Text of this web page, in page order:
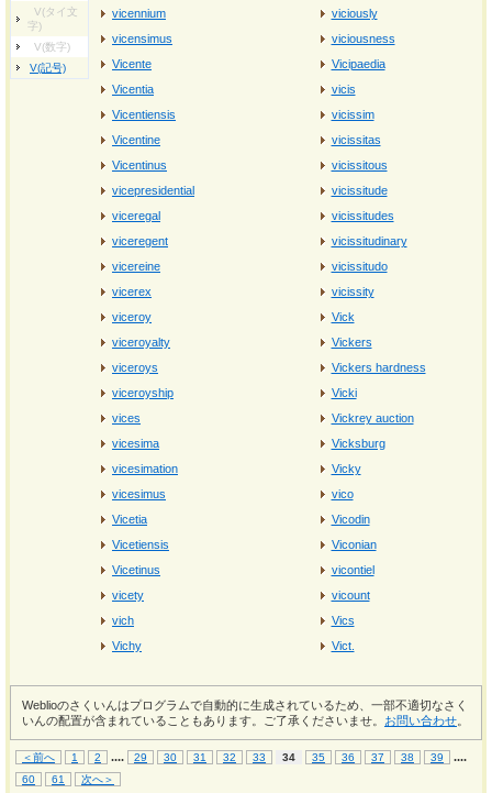
V(タイ文
字)
V(数字)
V(記号)
vicennium
vicensimus
Vicente
Vicentia
Vicentiensis
Vicentine
Vicentinus
vicepresidential
viceregal
viceregent
vicereine
vicerex
viceroy
viceroyalty
viceroys
viceroyship
vices
vicesima
vicesimation
vicesimus
Vicetia
Vicetiensis
Vicetinus
vicety
vich
Vichy
viciously
viciousness
Vicipaedia
vicis
vicissim
vicissitas
vicissitous
vicissitude
vicissitudes
vicissitudinary
vicissitudo
vicissity
Vick
Vickers
Vickers hardness
Vicki
Vickrey auction
Vicksburg
Vicky
vico
Vicodin
Viconian
vicontiel
vicount
Vics
Vict.
Weblioのさくいんはプログラムで自動的に生成されているため、一部不適切なさく
いんの配置が含まれていることもあります。ご了承くださいませ。 お問い合わせ
＜前へ 1 2 .... 29 30 31 32 33 34 35 36 37 38 39 ....
60 61 次へ＞